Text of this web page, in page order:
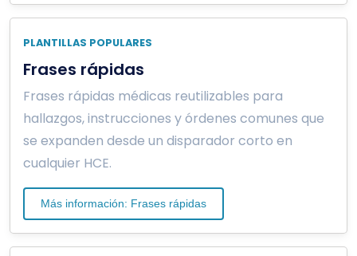
PLANTILLAS POPULARES
Frases rápidas
Frases rápidas médicas reutilizables para
hallazgos, instrucciones y órdenes comunes que
se expanden desde un disparador corto en
cualquier HCE.
Más información: Frases rápidas